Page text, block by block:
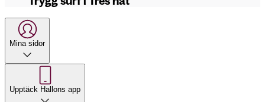
Mina sidor
Upptäck Hallons app